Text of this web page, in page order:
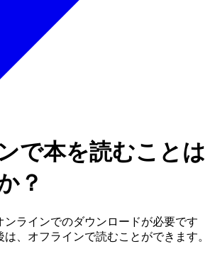
で本を読むことは
？
ンラインでのダウンロードが必要です
、オフラインで読むことができます。